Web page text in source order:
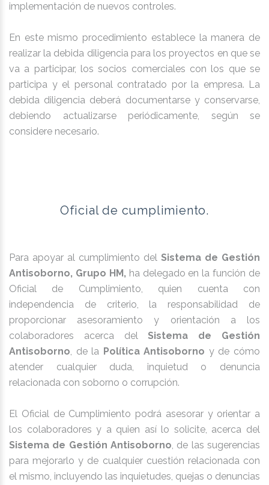
implementación de nuevos controles.
En este mismo procedimiento establece la manera de
realizar la debida diligencia para los proyectos en que se
va a participar, los socios comerciales con los que se
participa y el personal contratado por la empresa. La
debida diligencia deberá documentarse y conservarse,
debiendo actualizarse periódicamente, según se
considere necesario.
Oficial de cumplimiento.
Para apoyar al cumplimiento del Sistema de Gestión
Antisoborno, Grupo HM, ha delegado en la función de
Oficial de Cumplimiento, quien cuenta con
independencia de criterio, la responsabilidad de
proporcionar asesoramiento y orientación a los
colaboradores acerca delSistema de Gestión
Antisoborno, de la Política Antisoborno y de cómo
atender cualquier duda, inquietud o denuncia
relacionada con soborno o corrupción.
El Oficial de Cumplimiento podrá asesorar y orientar a
los colaboradores y a quien así lo solicite, acerca del
Sistema de Gestión Antisoborno, de las sugerencias
para mejorarlo y de cualquier cuestión relacionada con
el mismo, incluyendo las inquietudes, quejas o denuncias